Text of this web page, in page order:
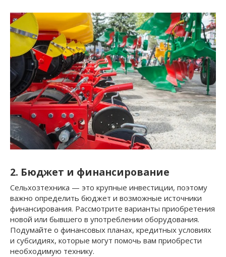
2. Бюджет и финансирование
Сельхозтехника — это крупные инвестиции, поэтому
важно определить бюджет и возможные источники
финансирования. Рассмотрите варианты приобретения
новой или бывшего в употреблении оборудования.
Подумайте о финансовых планах, кредитных условиях
и субсидиях, которые могут помочь вам приобрести
необходимую технику.